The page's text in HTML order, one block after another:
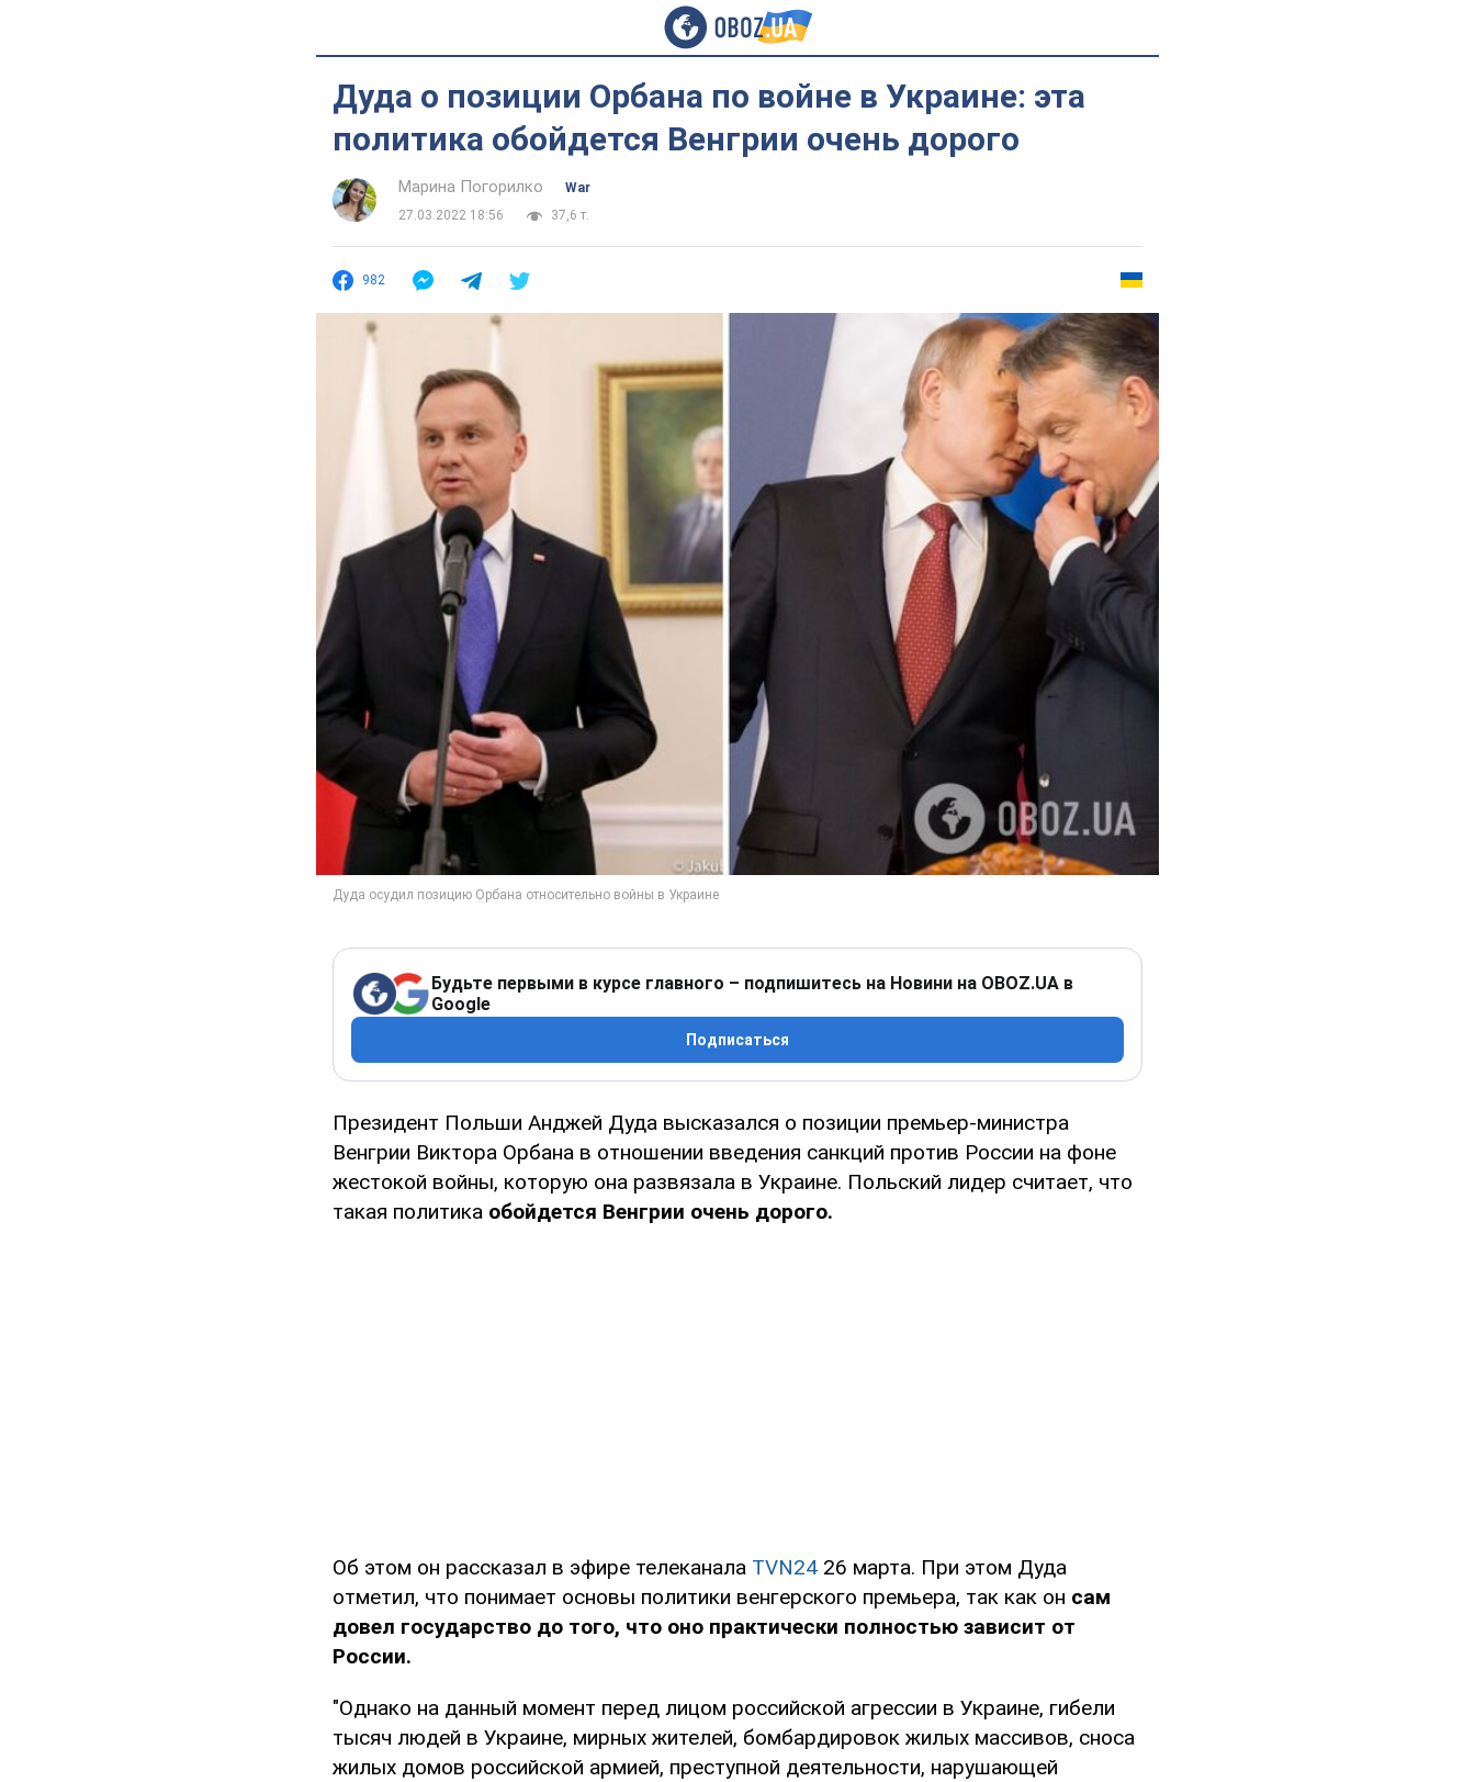
Дуда о позиции Орбана по войне в Украине: эта
политика обойдется Венгрии очень дорого
Марина Погорилко
War
27.03.2022 18:56
37,6 т.
982
Будьте первыми в курсе главного – подпишитесь на Новини на OBOZ.UA в
Google
Подписаться
Президент Польши Анджей Дуда высказался о позиции премьер-министра
Венгрии Виктора Орбана в отношении введения санкций против России на фоне
жестокой войны, которую она развязала в Украине. Польский лидер считает, что
такая политика обойдется Венгрии очень дорого.
Об этом он рассказал в эфире телеканала TVN24 26 марта. При этом Дуда
отметил, что понимает основы политики венгерского премьера, так как он сам
довел государство до того, что оно практически полностью зависит от
России.
"Однако на данный момент перед лицом российской агрессии в Украине, гибели
тысяч людей в Украине, мирных жителей, бомбардировок жилых массивов, сноса
жилых домов российской армией, преступной деятельности, нарушающей